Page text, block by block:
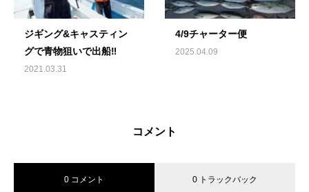
ジギング&キャスティン
グで青物狙いで出船‼️
2021.03.31
4/9チャーター便
2025.04.09
コメント
0 コメント 0 トラックバック